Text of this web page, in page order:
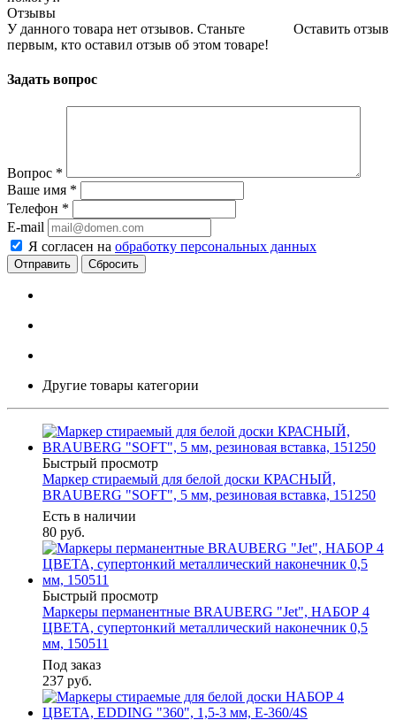
Отзывы
Оставить отзыв
У данного товара нет отзывов. Станьте
первым, кто оставил отзыв об этом товаре!
Задать вопрос
Вопрос *
Ваше имя *
Телефон *
E-mail
Я согласен на обработку персональных данных
Сбросить
Другие товары категории
Быстрый просмотр
Маркер стираемый для белой доски КРАСНЫЙ,
BRAUBERG "SOFT", 5 мм, резиновая вставка, 151250
Есть в наличии
80 руб.
Быстрый просмотр
Маркеры перманентные BRAUBERG "Jet", НАБОР 4
ЦВЕТА, супертонкий металлический наконечник 0,5
мм, 150511
Под заказ
237 руб.